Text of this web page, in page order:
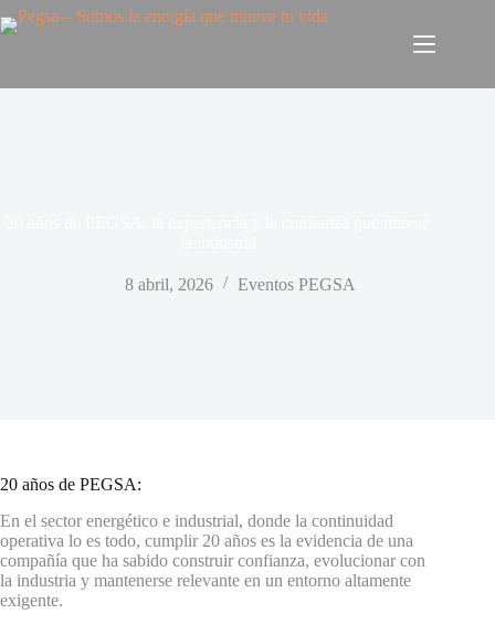
8 abril, 2026 Eventos PEGSA
20 años de PEGSA:
En el sector energético e industrial, donde la continuidad
operativa lo es todo, cumplir 20 años es la evidencia de una
compañía que ha sabido construir confianza, evolucionar con
la industria y mantenerse relevante en un entorno altamente
exigente.